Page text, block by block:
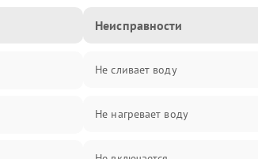
Неисправности
Не сливает воду
Не нагревает воду